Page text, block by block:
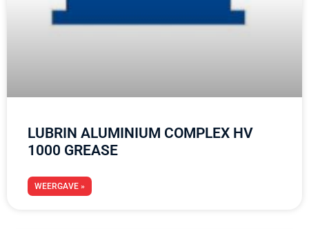
LUBRIN ALUMINIUM COMPLEX HV
1000 GREASE
WEERGAVE »